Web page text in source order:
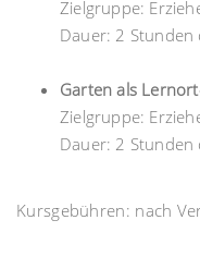
Zielgruppe:
Dauer: 2
Garten als
Zielgruppe:
Dauer: 2
Kursgebühren: nach